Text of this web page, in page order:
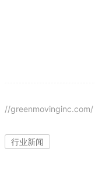
//greenmovinginc.com/
行业新闻